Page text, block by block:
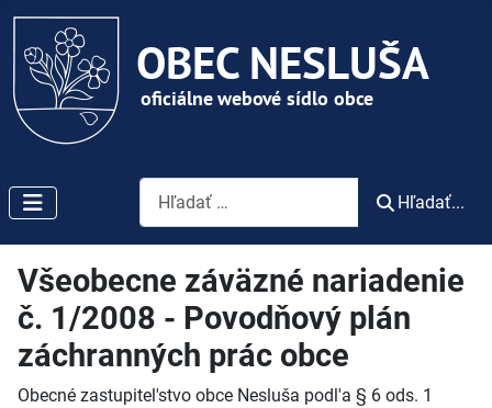
Vyhľadávanie
Hľadať...
Všeobecne záväzné nariadenie
č. 1/2008 - Povodňový plán
záchranných prác obce
Obecné zastupitel'stvo obce Nesluša podl'a § 6 ods. 1